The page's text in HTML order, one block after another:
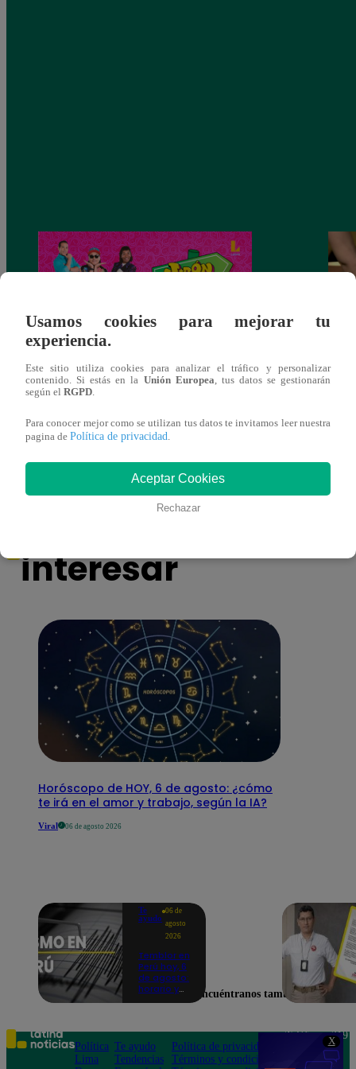
X
Jirón del Humor – Sábado 28 de octubre
de 2023 – Programa Completo
También te puede
interesar
Horóscopo de HOY, 6 de agosto: ¿cómo
te irá en el amor y trabajo, según la IA?
Viral 06 de agosto 2026
Te
ayudo
06 de
agosto
2026
Temblor en
Perú hoy, 6
de agosto:
horario y
según IGP
Usamos cookies para mejorar tu
experiencia.
Este sitio utiliza cookies para analizar el tráfico y personalizar
contenido. Si estás en la Unión Europea , tus datos se gestionarán
según el RGPD
Para conocer mejor como se utilizan tus datos te invitamos leer nuestra
pagina de Política de privacidad
Aceptar Cookies
Rechazar
Encuéntranos también en
Política
Lima
Te ayudo
Tendencias
Política de privacidad
Términos y condiciones
Teléfono: 219
Av. San